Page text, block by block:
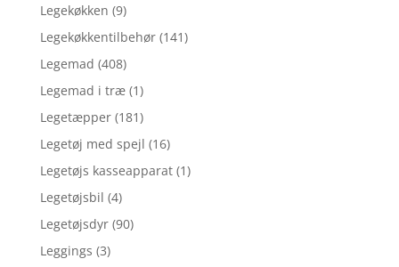
Legekøkken (9)
Legekøkkentilbehør (141)
Legemad (408)
Legemad i træ (1)
Legetæpper (181)
Legetøj med spejl (16)
Legetøjs kasseapparat (1)
Legetøjsbil (4)
Legetøjsdyr (90)
Leggings (3)